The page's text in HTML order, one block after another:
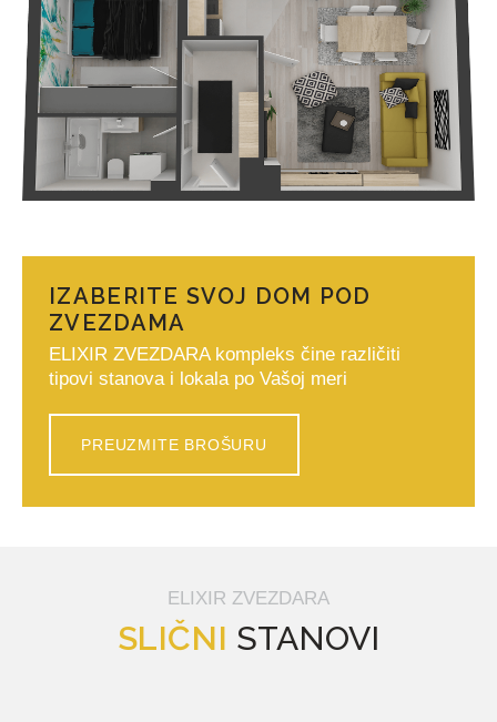
IZABERITE SVOJ DOM POD
ZVEZDAMA
ELIXIR ZVEZDARA kompleks čine različiti
tipovi stanova i lokala po Vašoj meri
PREUZMITE BROŠURU
ELIXIR ZVEZDARA
SLIČNI STANOVI